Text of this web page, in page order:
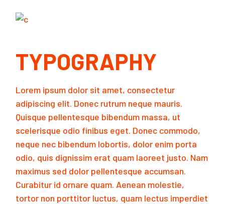
TYPOGRAPHY
Lorem ipsum dolor sit amet, consectetur
adipiscing elit. Donec rutrum neque mauris.
Quisque pellentesque bibendum massa, ut
scelerisque odio finibus eget. Donec commodo,
neque nec bibendum lobortis, dolor enim porta
odio, quis dignissim erat quam laoreet justo. Nam
maximus sed dolor pellentesque accumsan.
Curabitur id ornare quam. Aenean molestie,
tortor non porttitor luctus, quam lectus imperdiet